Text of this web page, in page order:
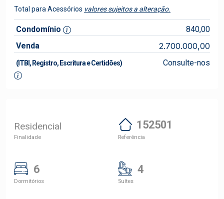
Total para Acessórios valores sujeitos a alteração.
Condomínio
840,00
Venda
2.700.000,00
(ITBI, Registro, Escritura e Certidões) Consulte-nos
Residencial
Finalidade
152501
Referência
6
Dormitórios
4
Suítes